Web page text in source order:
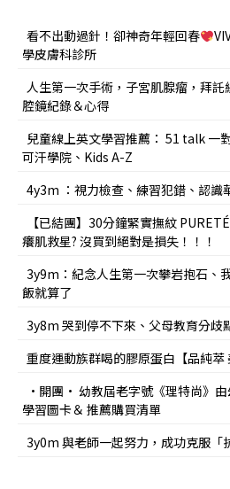
看不出動過針！卻神奇年輕回春
學皮膚科診所
人生第一次手術，子宮肌腺瘤，拜
腔鏡紀錄＆心得
兒童線上英文學習推薦： 51 talk 一
可汗學院、Kids A-Z
4y3m ：視力檢查、練習犯錯、認識
【已結團】30分鐘緊實撫紋
癢肌救星? 沒買到絕對是損失！！！
3y9m：紀念人生第一次攀岩抱石、
飯就算了
3y8m 哭到停不下來、父母教育分歧
重度運動族群喝的膠原蛋白【品純萃
•開團• 幼教屆老字號《理特尚》
學習圖卡＆ 推薦購買清單
3y0m 與老師一起努力，成功克服「